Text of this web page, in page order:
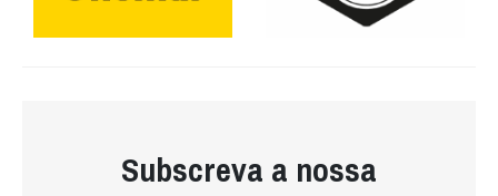
Subscreva a nossa